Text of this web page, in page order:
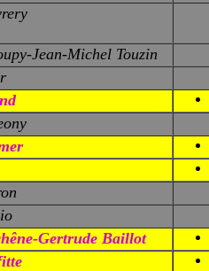
Jean-Michel Touzin
Gertrude Baillot